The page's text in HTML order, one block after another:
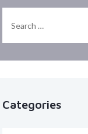
Categories